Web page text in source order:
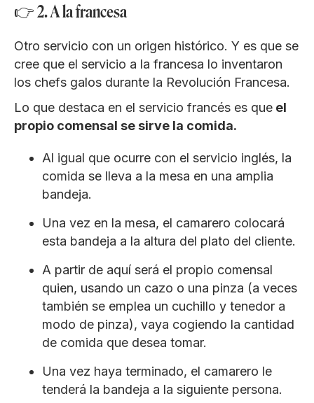
👉 2. A la francesa
Otro servicio con un origen histórico. Y es que se
cree que el servicio a la francesa lo inventaron
los chefs galos durante la Revolución Francesa.
Lo que destaca en el servicio francés es que el
propio comensal se sirve la comida.
Al igual que ocurre con el servicio inglés, la
comida se lleva a la mesa en una amplia
bandeja.
Una vez en la mesa, el camarero colocará
esta bandeja a la altura del plato del cliente.
A partir de aquí será el propio comensal
quien, usando un cazo o una pinza (a veces
también se emplea un cuchillo y tenedor a
modo de pinza), vaya cogiendo la cantidad
de comida que desea tomar.
Una vez haya terminado, el camarero le
tenderá la bandeja a la siguiente persona.